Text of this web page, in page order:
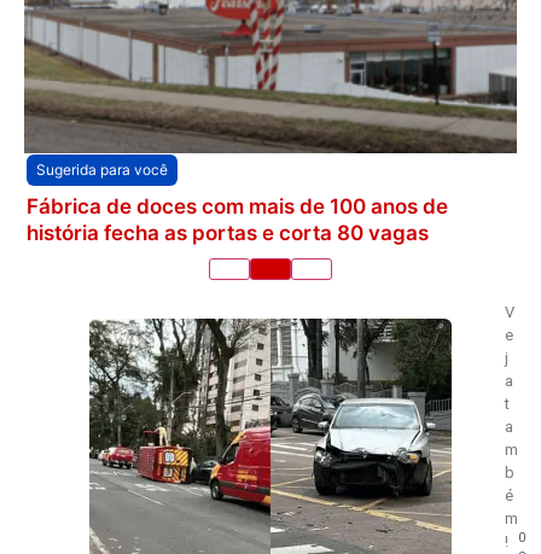
Sugerida para você
Fábrica de doces com mais de 100 anos de
história fecha as portas e corta 80 vagas
V
e
j
a
t
a
m
b
é
m
!
0